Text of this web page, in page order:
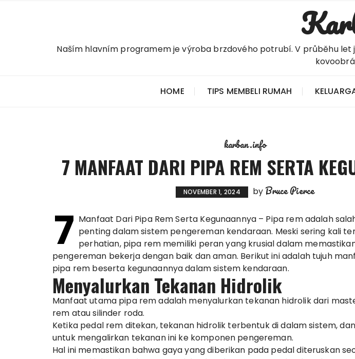
Naším hlavním programem je výroba brzdového potrubí. V průběhu
HOME TIPS MEMBELI RUMAH
karban.info
7 MANFAAT DARI PIPA REM SERTA
NOVEMBER 1, 2024 byBruce Pierce
7 Manfaat Dari Pipa Rem Serta Kegunaannya – Pipa rem adalah
penting dalam sistem pengereman kendaraan. Meski sering kali
perhatian, pipa rem memiliki peran yang krusial dalam
pengereman bekerja dengan baik dan aman. Berikut ini adalah tujuh
pipa rem beserta kegunaannya dalam sistem kendaraan.
Menyalurkan Tekanan Hidrolik
Manfaat utama pipa rem adalah menyalurkan tekanan hidrolik dari
rem atau silinder roda.
Ketika pedal rem ditekan, tekanan hidrolik terbentuk di dalam sistem,
untuk mengalirkan tekanan ini ke komponen pengereman.
Hal ini memastikan bahwa gaya yang diberikan pada pedal diteruskan